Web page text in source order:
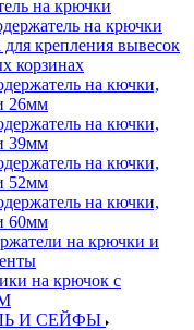
на крючки
на крючки
крепления вывесок
корзинах
на кючки,
26мм
на кючки,
39мм
на кючки,
52мм
на кючки,
60мм
на крючки и
на крючок с
И СЕЙФЫ